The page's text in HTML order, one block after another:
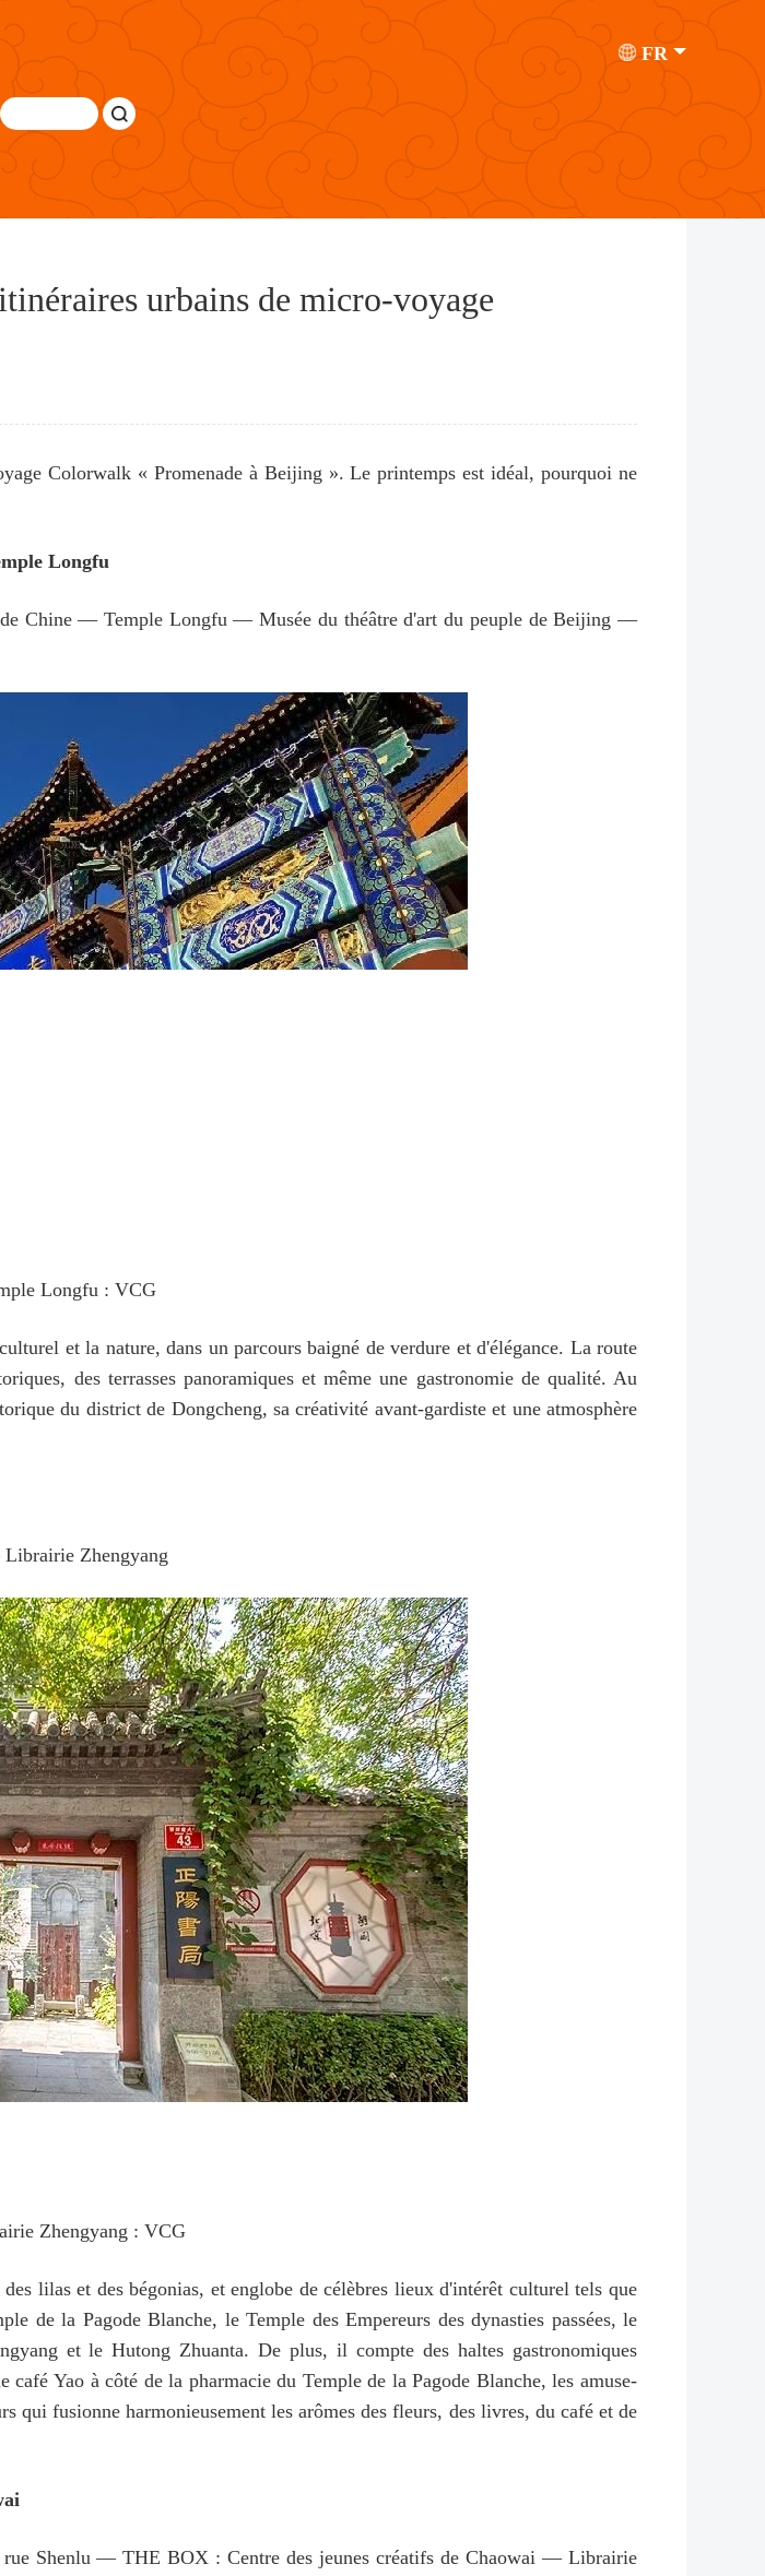
FR
urbains de micro-voyage
Colorwalk « Promenade à Beijing ». Le printemps est idéal, pourquoi ne
Longfu
Chine — Temple Longfu — Musée du théâtre d'art du peuple de Beijing —
Longfu : VCG
et la nature, dans un parcours baigné de verdure et d'élégance. La route
des terrasses panoramiques et même une gastronomie de qualité. Au
du district de Dongcheng, sa créativité avant-gardiste et une atmosphère
Zhengyang
Zhengyang : VCG
lilas et des bégonias, et englobe de célèbres lieux d'intérêt culturel tels que
de la Pagode Blanche, le Temple des Empereurs des dynasties passées, le
et le Hutong Zhuanta. De plus, il compte des haltes gastronomiques
Yao à côté de la pharmacie du Temple de la Pagode Blanche, les amuse-
fusionne harmonieusement les arômes des fleurs, des livres, du café et de
Shenlu — THE BOX : Centre des jeunes créatifs de Chaowai — Librairie